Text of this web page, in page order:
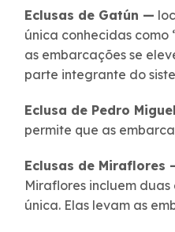
Eclusas de Gatún —
única conhecidas como
as embarcações se
parte integrante do
Eclusa de Pedro
permite que as
Eclusas de Miraflores
Miraflores incluem
única. Elas levam as